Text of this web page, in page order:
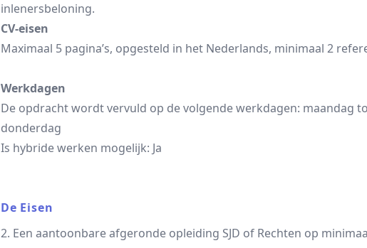
inlenersbeloning.
CV-eisen
Maximaal 5 pagina’s, opgesteld in het Nederlands, minimaal 2
Werkdagen
De opdracht wordt vervuld op de volgende werkdagen: maandag
donderdag
Is hybride werken mogelijk: Ja
De Eisen
2. Een aantoonbare afgeronde opleiding SJD of Rechten op